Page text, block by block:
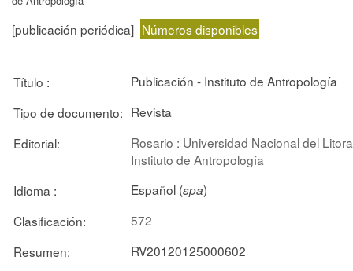
[publicación periódica] Números disponibles
Título :
Publicación - Instituto de Antropología
Tipo de documento: Revista
Editorial:
Rosario : Universidad Nacional del
Instituto de Antropología
Idioma :
Español (spa)
Clasificación:
572
Resumen:
RV20120125000602